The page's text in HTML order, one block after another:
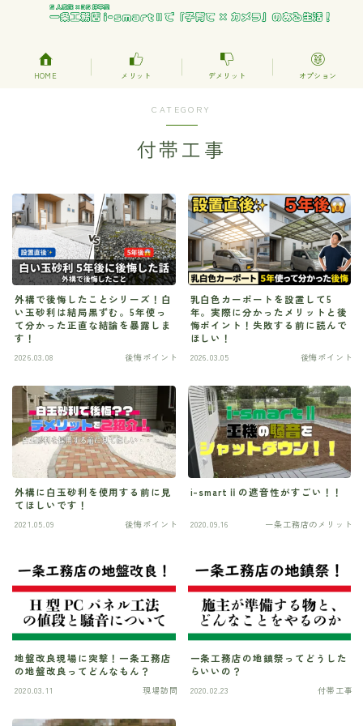
HOME メリット デメリット オプション
CATEGORY
付帯工事
外構で後悔したことシリーズ！白
い玉砂利は結局黒ずむ。5年使っ
て分かった正直な結論を暴露しま
す！
2026.03.08 後悔ポイント
乳白色カーポートを設置して5
年。実際に分かったメリットと後
悔ポイント！失敗する前に読んで
ほしい！
2026.03.05 後悔ポイント
外構に白玉砂利を使用する前に見
てほしいです！
2021.05.09 後悔ポイント
i-smartⅱの遮音性がすごい！！
2020.09.16 一条工務店のメリット
地盤改良現場に突撃！一条工務店
の地盤改良ってどんなもん？
2020.03.11 現場訪問
一条工務店の地鎮祭ってどうした
らいいの？
2020.02.23 付帯工事